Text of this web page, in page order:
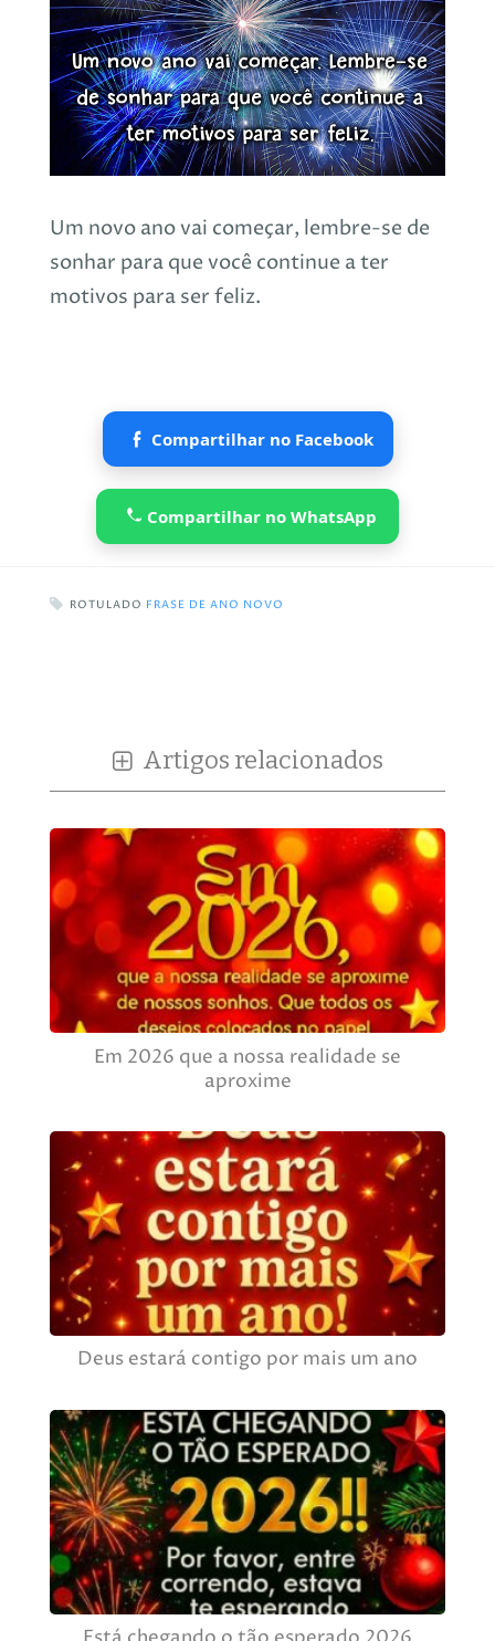
Um novo ano vai começar, lembre-se de
sonhar para que você continue a ter
motivos para ser feliz.
Compartilhar no Facebook
Compartilhar no WhatsApp
ROTULADO FRASE DE ANO NOVO
Artigos relacionados
Em 2026 que a nossa realidade se
aproxime
Deus estará contigo por mais um ano